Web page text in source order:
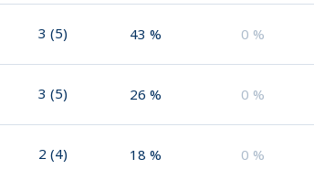
3 (5) 43 % 0 %
3 (5) 26 % 0 %
2 (4) 18 % 0 %